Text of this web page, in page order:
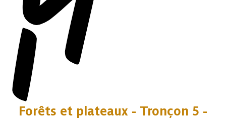
Forêts et plateaux - Tronçon 5 -